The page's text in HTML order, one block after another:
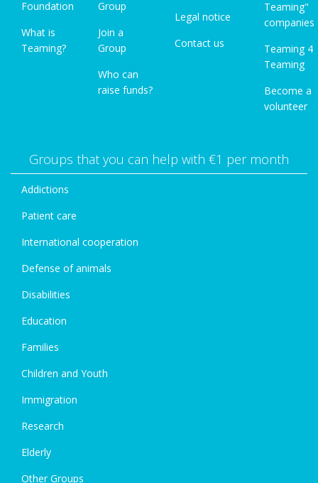
Foundation
What is
Teaming?
Group
Join a
Group
Who can
raise funds?
Legal notice
Contact us
Teaming"
companies
Teaming 4
Teaming
Become a
volunteer
Groups that you can help with €1 per month
Addictions
Patient care
International cooperation
Defense of animals
Disabilities
Education
Families
Children and Youth
Immigration
Research
Elderly
Other Groups